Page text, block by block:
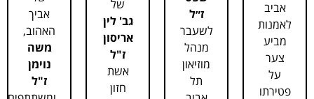
אביב
לאמנות
מביע
צער
על
פטירתו
ז״ל
לשעבר
מנהל
מוזיאון
תל
של
גב' לין
אריסון
ז"ל
אשת
חזון
אביך
האהוב,
משה
נוימן
ז"ל